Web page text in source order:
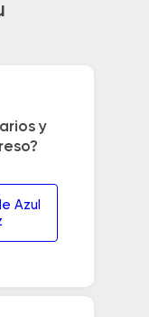
y
Azul